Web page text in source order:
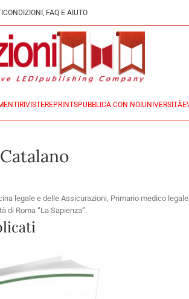
CONDIZIONI, FAQ E AIUTO
RIVISTEREPRINTSPUBBLICA CON NOI UNIVERSITÀ
legale e delle Assicurazioni, Primario medico
di Roma “La Sapienza”.